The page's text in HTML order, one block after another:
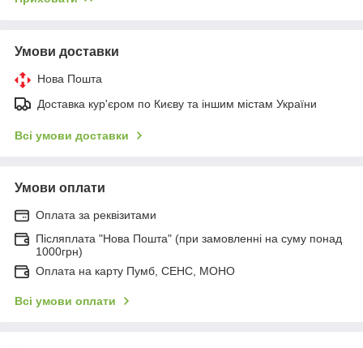
Умови доставки
Нова Пошта
Доставка кур'єром по Києву та іншим містам України
Всі умови доставки
Умови оплати
Оплата за реквізитами
Післяплата "Нова Пошта" (при замовленні на суму понад
1000грн)
Оплата на карту Пумб, СЕНС, МОНО
Всі умови оплати